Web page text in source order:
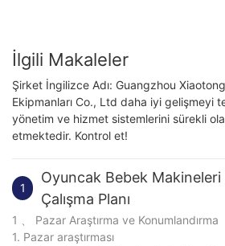
İlgili Makaleler
Şirket İngilizce Adı: Guangzhou
Ekipmanları Co., Ltd daha iyi gelişmeyi
yönetim ve hizmet sistemlerini sürekli
etmektedir. Kontrol et!
1
Oyuncak Bebek Makineleri
Çalışma Planı
1 、 Pazar Araştırma ve Konumlandırma
1. Pazar araştırması